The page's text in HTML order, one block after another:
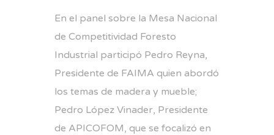
En el panel sobre la Mesa Nacional
de Competitividad Foresto
Industrial participó Pedro Reyna,
Presidente de FAIMA quien abordó
los temas de madera y mueble;
Pedro López Vinader, Presidente
de APICOFOM, que se focalizó en